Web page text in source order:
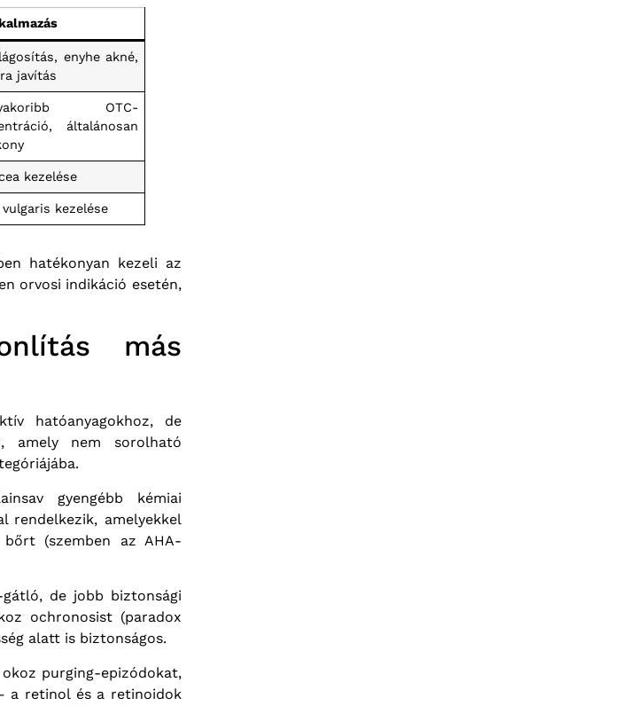
enyhe akné,
javítás
OTC-
általánosan
kezelése
vulgaris kezelése
hatékonyan kezeli az
orvosi indikáció esetén,
más
hatóanyagokhoz, de
amely nem sorolható
gyengébb kémiai
rendelkezik, amelyekkel
(szemben az AHA-
de jobb biztonsági
ochronosist (paradox
alatt is biztonságos.
purging-epizódokat,
a retinol és a retinoidok